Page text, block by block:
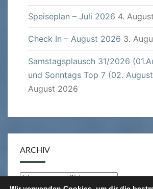
Speiseplan – Juli 2026 4.
Check In – August 2026 3.
Samstagsplausch 31/2026
und Sonntags Top 7 (02.
August 2026
ARCHIV
Archiv